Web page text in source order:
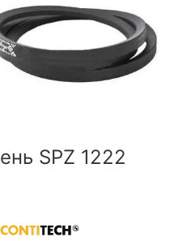
SPZ 1222